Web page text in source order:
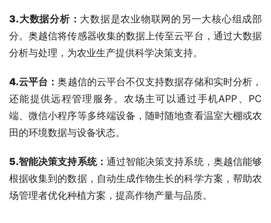
3.大数据分析： 大数据是农业物联网的另一大核心组成部
分。奥越信将传感器收集的数据上传至云平台，通过大数据
分析与处理，为农业生产提供科学决策支持。
4.云平台 ：奥越信的云平台不仅支持数据存储和实时分析，
还能提供远程管理服务。农场主可以通过手机APP、PC
端、微信小程序等多终端设备，随时随地查看温室大棚或农
田的环境数据与设备状态。
5.智能决策支持系统： 通过智能决策支持系统，奥越信能够
根据收集到的数据，自动生成作物生长的科学方案，帮助农
场管理者优化种植方案，提高作物产量与品质。